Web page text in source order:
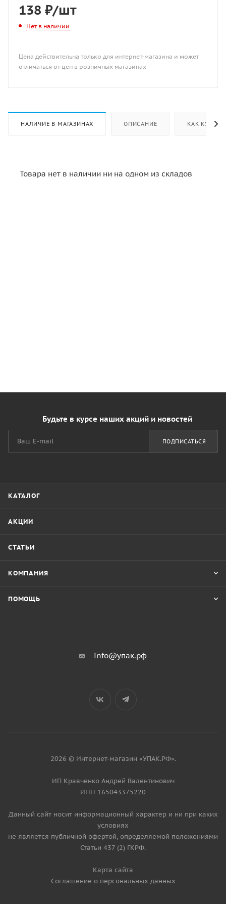
138 ₽/шт
Нет в наличии
Цена действительна только для интернет-магазина и может
отличаться от цен в розничных магазинах
НАЛИЧИЕ В МАГАЗИНАХ ОПИСАНИЕ КАК КУПИТЬ
Товара нет в наличии ни на одном из складов
Будьте в курсе наших акций и новостей
ПОДПИСАТЬСЯ
КАТАЛОГ
АКЦИИ
СТАТЬИ
КОМПАНИЯ
ПОМОЩЬ
info@упак.рф
2026 © Интернет-магазин «УПАК.РФ».
ИП Кравченко Андрей Валентинович
ИНН 165043375220
Данный сайт носит информационный характер и ни при каких
условиях
не является публичной офертой, определяемой положениями
Статьи 437 (2) ГКРФ.
Карта сайта
Соглашение о персональных данных